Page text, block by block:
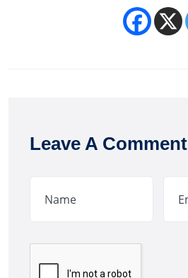
Leave A Comment